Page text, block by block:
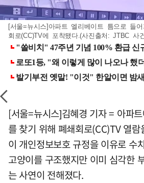
[서울=뉴시스]아파트 엘리베이트 틈으로 들
회로(CC)TV에 포착됐다.(사진출처: JTBC 사
[서울=뉴시스]김혜경 기자 = 아파
를 찾기 위해 폐쇄회로(CC)TV 열
이 개인정보보호 규정을 이유로 수
고양이를 구조했지만 이미 심각한
는 사연이 전해졌다.